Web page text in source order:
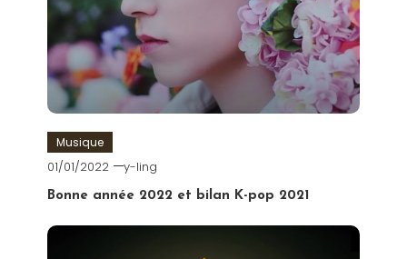
Musique
01/01/2022 y-ling
Bonne année 2022 et bilan K-pop 2021